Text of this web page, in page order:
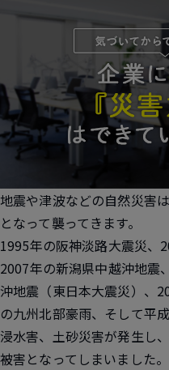
地震や津波などの自然災害
となって襲ってきます。
1995年の阪神淡路大震災、
2007年の新潟県中越沖地震
沖地震（東日本大震災）、
の九州北部豪雨、そして平
浸水害、土砂災害が発生し
被害となってしまいました。